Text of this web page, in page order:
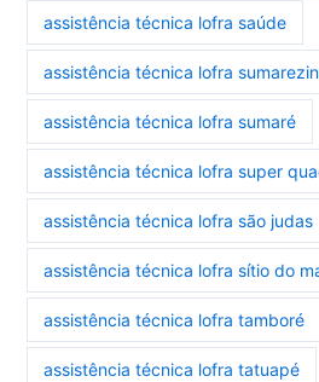
assistência técnica lofra saúde
assistência técnica lofra
assistência técnica lofra sumaré
assistência técnica lofra super
assistência técnica lofra são judas
assistência técnica lofra sítio do
assistência técnica lofra tamboré
assistência técnica lofra tatuapé